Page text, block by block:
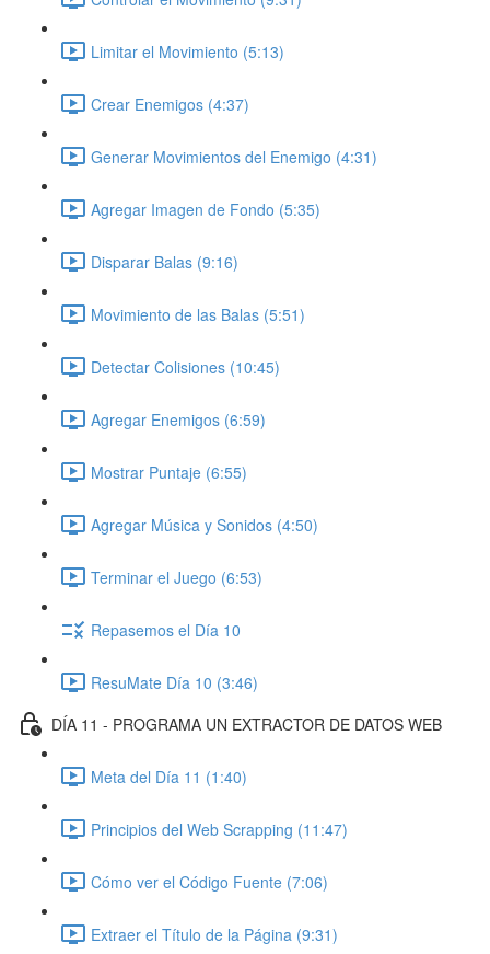
Limitar el Movimiento (5:13)
Crear Enemigos (4:37)
Generar Movimientos del Enemigo (4:31)
Agregar Imagen de Fondo (5:35)
Disparar Balas (9:16)
Movimiento de las Balas (5:51)
Detectar Colisiones (10:45)
Agregar Enemigos (6:59)
Mostrar Puntaje (6:55)
Agregar Música y Sonidos (4:50)
Terminar el Juego (6:53)
Repasemos el Día 10
ResuMate Día 10 (3:46)
DÍA 11 - PROGRAMA UN EXTRACTOR DE DATOS WEB
Meta del Día 11 (1:40)
Principios del Web Scrapping (11:47)
Cómo ver el Código Fuente (7:06)
Extraer el Título de la Página (9:31)